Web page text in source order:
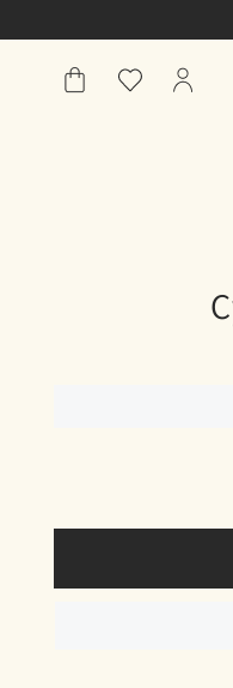
הפרופיל
מועדפים
שֶׁלִי